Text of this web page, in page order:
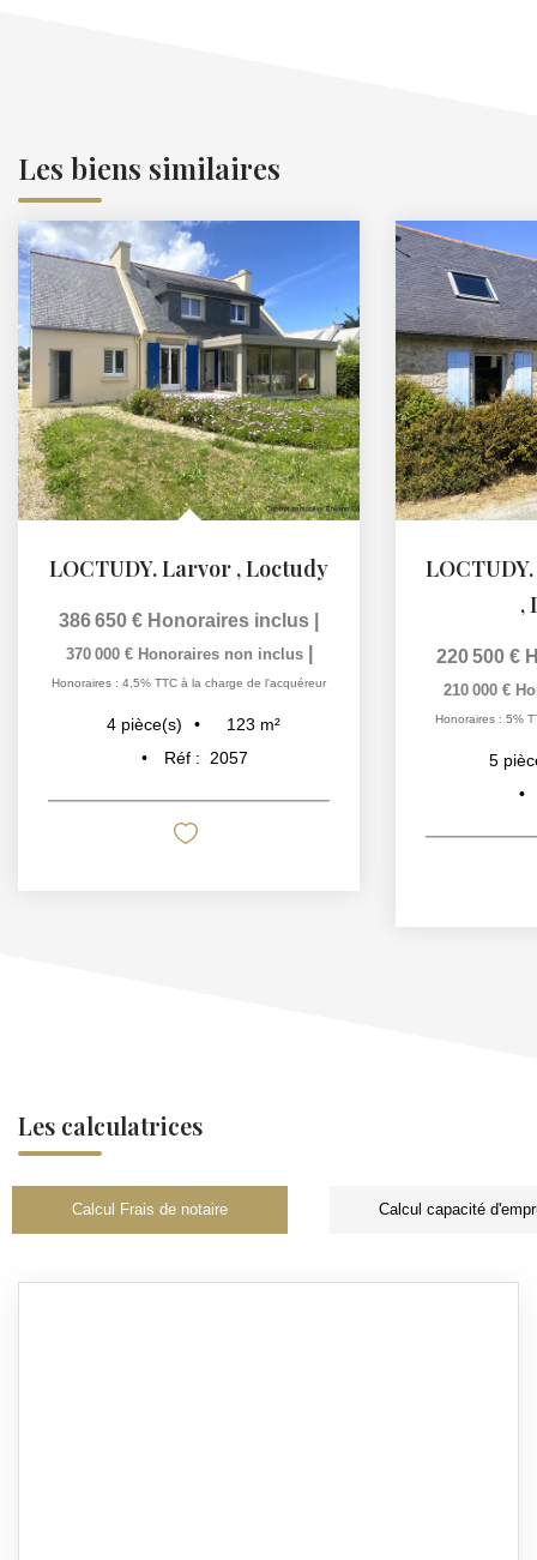
Les biens similaires
LOCTUDY. Larvor ,Loctudy
386 650 € Honoraires inclus
370 000 € Honoraires non inclus
Honoraires : 4,5% TTC à la charge de l'acquéreur
4 pièce(s) 123 m²
Réf :
2057
,
220 500 €
210 000 €
Honoraires : 5%
5
Les calculatrices
Calcul Frais de notaire Calcul capacité